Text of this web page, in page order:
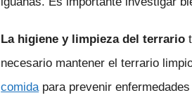
La higiene y limpieza del terrario
necesario mantener el terrario
comidapara prevenir